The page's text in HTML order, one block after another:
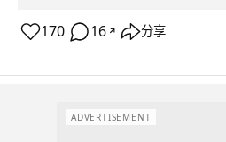
170 16 ↗ 分享
ADVERTISEMENT